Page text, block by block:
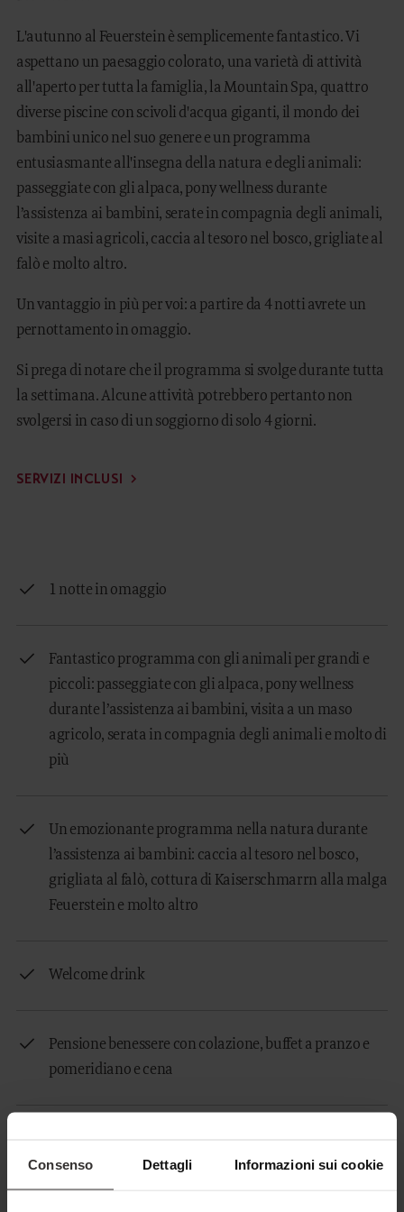
Consenso Dettagli Informazioni sui cookie
L'autunno al Feuerstein è semplicemente fantastico. Vi
aspettano un paesaggio colorato, una varietà di attività
all'aperto per tutta la famiglia, la Mountain Spa, quattro
diverse piscine con scivoli d'acqua giganti, il mondo dei
bambini unico nel suo genere e un programma
entusiasmante all'insegna della natura e degli animali:
passeggiate con gli alpaca, pony wellness durante
l’assistenza ai bambini, serate in compagnia degli animali,
visite a masi agricoli, caccia al tesoro nel bosco, grigliate al
falò e molto altro.
Un vantaggio in più per voi: a partire da 4 notti avrete un
pernottamento in omaggio.
Si prega di notare che il programma si svolge durante tutta
la settimana. Alcune attività potrebbero pertanto non
svolgersi in caso di un soggiorno di solo 4 giorni.
SERVIZI INCLUSI
1 notte in omaggio
Fantastico programma con gli animali per grandi e
piccoli: passeggiate con gli alpaca, pony wellness
durante l’assistenza ai bambini, visita a un maso
agricolo, serata in compagnia degli animali e molto di
più
Un emozionante programma nella natura durante
l’assistenza ai bambini: caccia al tesoro nel bosco,
grigliata al falò, cottura di Kaiserschmarrn alla malga
Feuerstein e molto altro
Welcome drink
Pensione benessere con colazione, buffet a pranzo e
pomeridiano e cena
bambini da 0 a 16 anni